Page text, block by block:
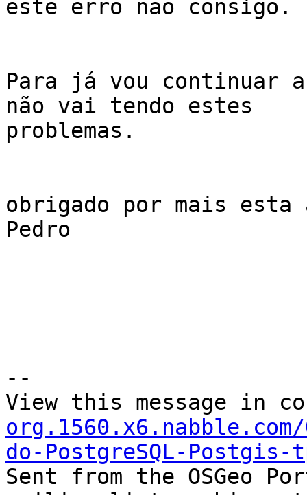
este erro não consigo.
Para já vou continuar
não vai tendo estes
problemas.
obrigado por mais esta
Pedro
--
View this message in
do-PostgreSQL-Postgis-
Sent from the OSGeo